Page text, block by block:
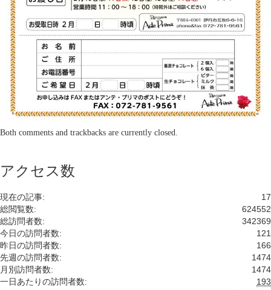
Both comments and trackbacks are currently closed.
アクセス数
17
現在の記事:
624552
総閲覧数:
342369
総訪問者数:
121
今日の訪問者数:
166
昨日の訪問者数:
1474
先週の訪問者数:
1474
月別訪問者数:
193
一日あたりの訪問者数: